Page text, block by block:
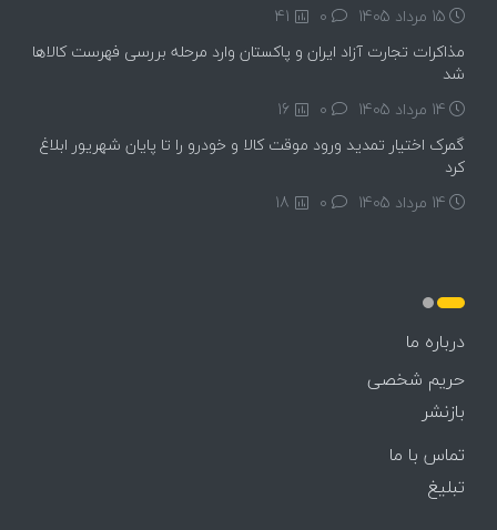
15 مرداد 1405
41
مذاکرات تجارت آزاد ایران و پاکستان وارد مرحله بررسی فهرست کالاها
شد
14 مرداد 1405
16
گمرک اختیار تمدید ورود موقت کالا و خودرو را تا پایان شهریور ابلاغ
کرد
14 مرداد 1405
18
درباره ما
حریم شخصی
بازنشر
تماس با ما
تبلیغ